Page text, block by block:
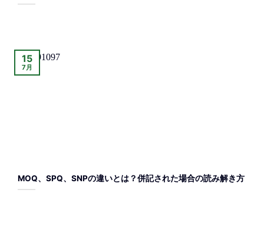
MOQ、SPQ、SNPの違いとは？併記された場合の読み解き方
15
7月